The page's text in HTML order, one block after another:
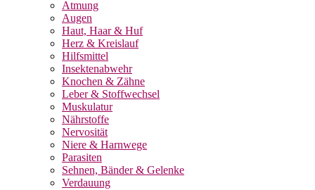
Atmung
Augen
Haut, Haar & Huf
Herz & Kreislauf
Hilfsmittel
Insektenabwehr
Knochen & Zähne
Leber & Stoffwechsel
Muskulatur
Nährstoffe
Nervosität
Niere & Harnwege
Parasiten
Sehnen, Bänder & Gelenke
Verdauung